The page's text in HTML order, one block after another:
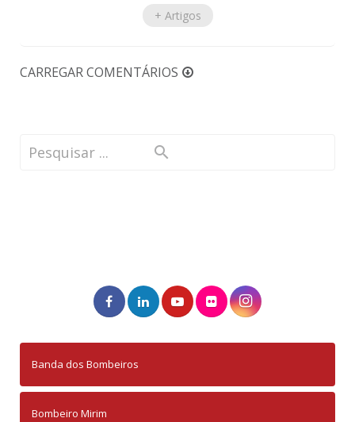
+ Artigos
CARREGAR COMENTÁRIOS
Banda dos Bombeiros
Bombeiro Mirim